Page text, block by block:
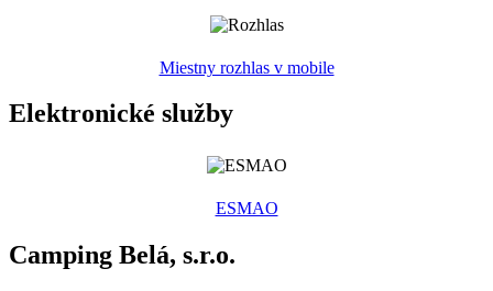
Miestny rozhlas v mobile
Elektronické služby
ESMAO
Camping Belá, s.r.o.